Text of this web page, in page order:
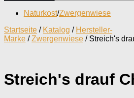
Naturkost/Zwergenwiese
Startseite / Katalog / Hersteller-
Marke /Zwergenwiese / Streich's
Streich's drauf